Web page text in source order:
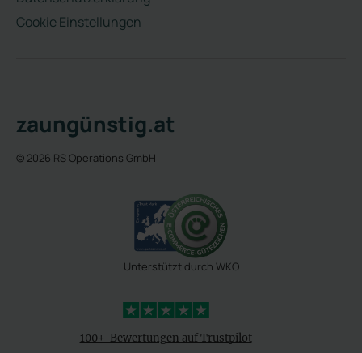
Cookie Einstellungen
zaungünstig.at
© 2026 RS Operations GmbH
Unterstützt durch WKO
4,3 Sterne
100+ Bewertungen auf Trustpilot